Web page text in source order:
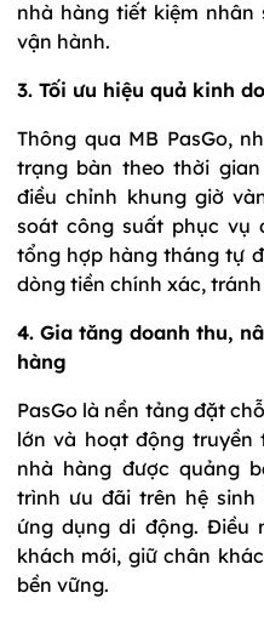
nhà hàng tiết kiệm
vận hành.
3. Tối ưu hiệu quả kinh
Thông qua MB PasGo,
trạng bàn theo thời
điều chỉnh khung giờ
soát công suất phục vụ
tổng hợp hàng tháng tự
dòng tiền chính xác,
4. Gia tăng doanh thu,
hàng
PasGo là nền tảng đặt
lớn và hoạt động truyền
nhà hàng được quảng
trình ưu đãi trên hệ sinh
ứng dụng di động. Điều
khách mới, giữ chân
bền vững.